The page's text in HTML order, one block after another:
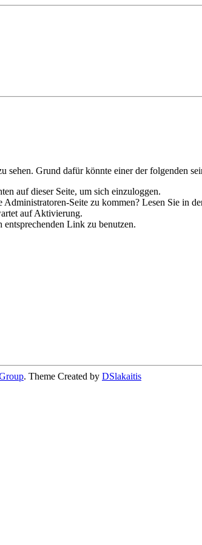
sehen. Grund dafür könnte einer der folgenden
auf dieser Seite, um sich einzuloggen.
Seite zu kommen? Lesen Sie in
auf Aktivierung.
entsprechenden Link zu benutzen.
. Theme Created by DSlakaitis